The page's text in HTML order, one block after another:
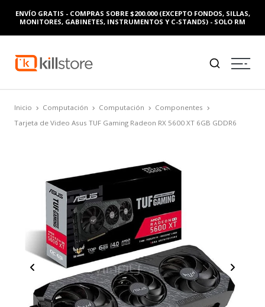
ENVÍO GRATIS - COMPRAS SOBRE $200.000 (EXCEPTO FONDOS, SILLAS,
MONITORES, GABINETES, INSTRUMENTOS Y C-STANDS) - SOLO RM
Inicio Computación Computación
Componentes
Tarjeta de Video Asus TUF Gaming Radeon RX 5600 XT 6GB GDDR6